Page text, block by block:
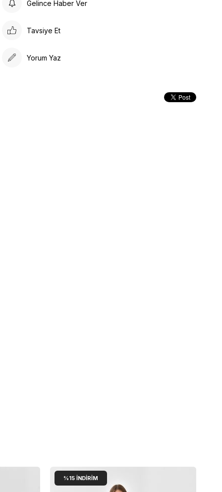
Çamaşır Suyu Kullanmayınız
Gelince Haber Ver
Tavsiye Et
Yorum Yaz
%15 İNDIRIM